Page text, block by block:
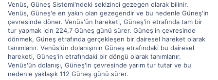
Venüs, Güneş Sistemi'ndeki sekizinci gezegen olarak bilinir.
Venüs, Güneş'e en yakın olan gezegendir ve bu nedenle Güneş'in
çevresinde döner. Venüs'ün hareketi, Güneş'in etrafında tam bir
tur yapmak için 224,7 Güneş günü sürer. Güneş'in çevresinde
dönmek, Güneş etrafında gerçekleşen bir dairesel hareket olarak
tanımlanır. Venüs'ün dolanışının Güneş etrafındaki bu dairesel
hareketi, Güneş'in etrafındaki bir döngü olarak tanımlanır.
Venüs'ün dolanışı, Güneş'in çevresinde yarım tur tutar ve bu
nedenle yaklaşık 112 Güneş günü sürer.